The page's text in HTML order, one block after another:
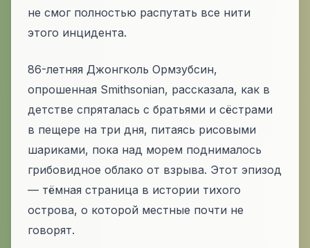
не смог полностью распутать все нити
этого инцидента.
86-летняя Джонгколь Ормзубсин,
опрошенная Smithsonian, рассказала, как в
детстве спряталась с братьями и сёстрами
в пещере на три дня, питаясь рисовыми
шариками, пока над морем поднималось
грибовидное облако от взрыва. Этот эпизод
— тёмная страница в истории тихого
острова, о которой местные почти не
говорят.